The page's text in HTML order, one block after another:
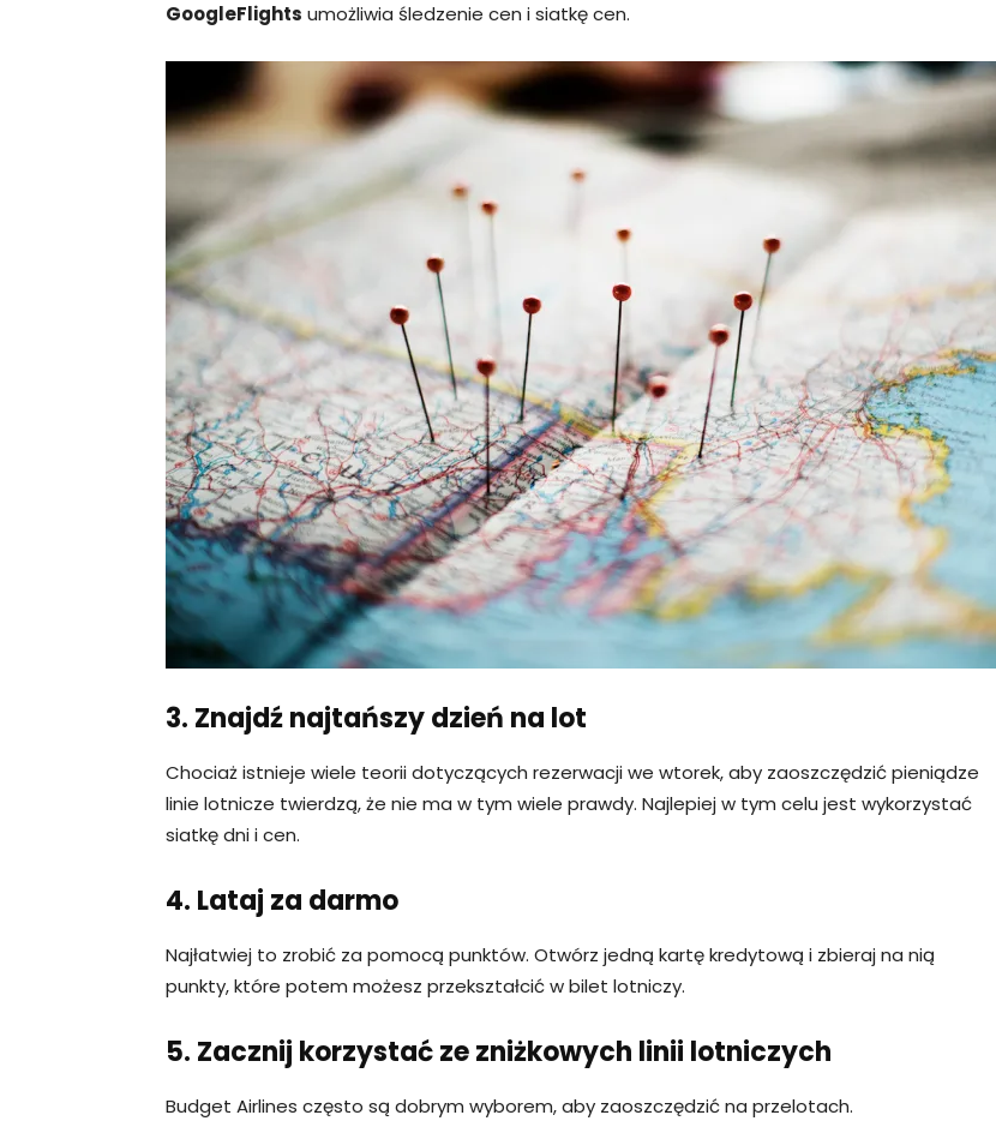
GoogleFlights umożliwia śledzenie cen i siatkę cen.
3. Znajdź najtańszy dzień na lot
Chociaż istnieje wiele teorii dotyczących rezerwacji we wtorek, aby zaoszczędzić pieniądze
linie lotnicze twierdzą, że nie ma w tym wiele prawdy. Najlepiej w tym celu jest wykorzystać
siatkę dni i cen.
4. Lataj za darmo
Najłatwiej to zrobić za pomocą punktów. Otwórz jedną kartę kredytową i zbieraj na nią
punkty, które potem możesz przekształcić w bilet lotniczy.
5. Zacznij korzystać ze zniżkowych linii lotniczych
Budget Airlines często są dobrym wyborem, aby zaoszczędzić na przelotach.